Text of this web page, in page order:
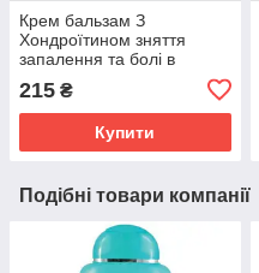
Крем бальзам З
Хондроїтином зняття
запалення та болі в
суглобах, м'язах і хребті
Імідж Лабораторія
215 ₴
Купити
Подібні товари компанії